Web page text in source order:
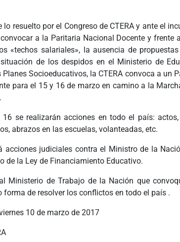
lo resuelto por el Congreso de CTERA y ante el
a la Paritaria Nacional Docente y frente
«techos salariales», la ausencia de
de los despidos en el Ministerio de
Planes Socioeducativos, la CTERA convoca a un
para el 15 y 16 de marzo en camino a la
se realizarán acciones en todo el país:
abrazos en las escuelas, volanteadas, etc.
acciones judiciales contra el Ministro de la
de la Ley de Financiamiento Educativo.
Ministerio de Trabajo de la Nación que
forma de resolver los conflictos en todo el país .
10 de marzo de 2017